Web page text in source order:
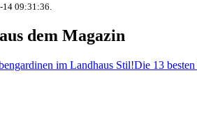
09:31:36.
dem Magazin
Die 13